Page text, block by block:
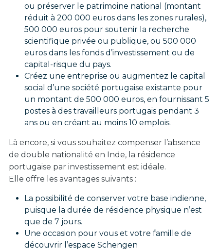
ou préserver le patrimoine national (montant
réduit à 200 000 euros dans les zones rurales),
500 000 euros pour soutenir la recherche
scientifique privée ou publique, ou 500 000
euros dans les fonds d’investissement ou de
capital-risque du pays.
Créez une entreprise ou augmentez le capital
social d’une société portugaise existante pour
un montant de 500 000 euros, en fournissant 5
postes à des travailleurs portugais pendant 3
ans ou en créant au moins 10 emplois.
Là encore, si vous souhaitez compenser l’absence
de double nationalité en Inde, la résidence
portugaise par investissement est idéale.
Elle offre les avantages suivants :
La possibilité de conserver votre base indienne,
puisque la durée de résidence physique n’est
que de 7 jours.
Une occasion pour vous et votre famille de
découvrir l’espace Schengen